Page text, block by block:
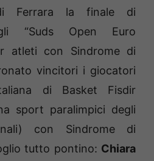
Ferrara la finale di
“Suds Open Euro
atleti con Sindrome di
vincitori i giocatori
di Basket Fisdir
sport paralimpici degli
con Sindrome di
tutto pontino: Chiara